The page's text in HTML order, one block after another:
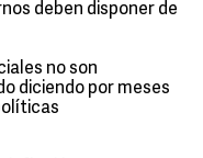
deben disponer de
no son
diciendo por meses